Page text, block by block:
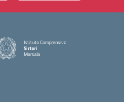
Istituto Comprensivo
Sirtori
Marsala